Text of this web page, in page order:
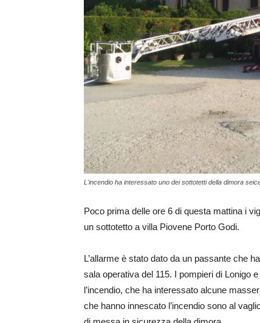
L'incendio ha interessato uno dei sottotetti della dimora
Poco prima delle ore 6 di questa mattina i
un sottotetto a villa Piovene Porto Godi.
L’allarme è stato dato da un passante che
sala operativa del 115. I pompieri di Lonigo
l’incendio, che ha interessato alcune
che hanno innescato l’incendio sono al